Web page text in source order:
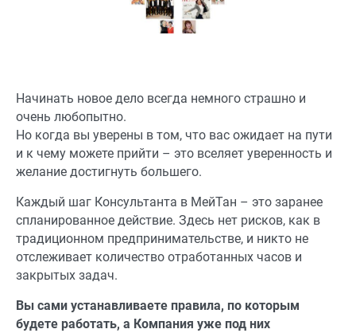
Начинать новое дело всегда немного страшно и
очень любопытно.
Но когда вы уверены в том, что вас ожидает на пути
и к чему можете прийти – это вселяет уверенность и
желание достигнуть большего.
Каждый шаг Консультанта в МейТан – это заранее
спланированное действие. Здесь нет рисков, как в
традиционном предпринимательстве, и никто не
отслеживает количество отработанных часов и
закрытых задач.
Вы сами устанавливаете правила, по которым
будете работать, а Компания уже под них